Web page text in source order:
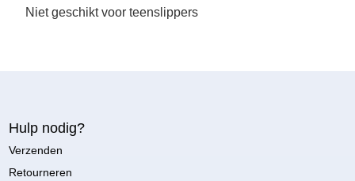
Niet geschikt voor teenslippers
Hulp nodig?
Verzenden
Retourneren